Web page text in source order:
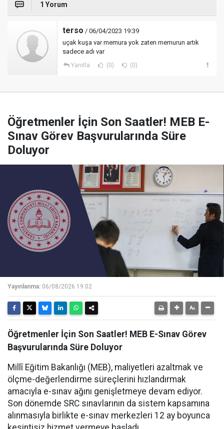
1 Yorum
terso / 06/04/2023 19:39
uçak kuşa var memura yok zaten memurun artık
sadece adı var
Yanıtla (0) (0)
Öğretmenler İçin Son Saatler! MEB E-
Sınav Görev Başvurularında Süre
Doluyor
Yayınlanma: 06/08/2026 19:02
Öğretmenler İçin Son Saatler! MEB E-Sınav Görev
Başvurularında Süre Doluyor
Millî Eğitim Bakanlığı (MEB), maliyetleri azaltmak ve
ölçme-değerlendirme süreçlerini hızlandırmak
amacıyla e-sınav ağını genişletmeye devam ediyor.
Son dönemde SRC sınavlarının da sistem kapsamına
alınmasıyla birlikte e-sınav merkezleri 12 ay boyunca